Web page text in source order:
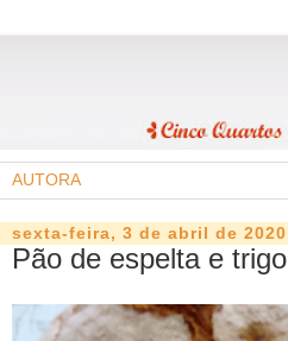
sexta-feira, 3 de abril de 2020
Pão de espelta e trigo